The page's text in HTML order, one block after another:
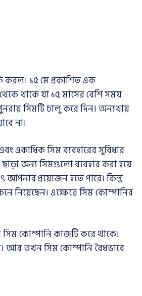
করল। ১৫ মে প্রকাশিত এক
থাকে যা ১৫ মাসের বেশি সময়
সিমটি চালু করে দিন। অন্যথায়
না।
একাধিক সিম ব্যবহারের সুবিধার
অন্য সিমগুলো ব্যবহার করা হয়ে
আপনার প্রয়োজন হতে পারে। কিন্তু
নিয়েছেন। এক্ষেত্রে সিম কোম্পানির
কোম্পানি কাজটি করে থাকে।
আর তখন সিম কোম্পানি বৈধভাবে